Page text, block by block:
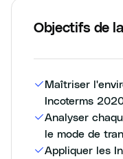
Objectifs de
Maîtriser
Incoterms
Analyser
le mode de
Appliquer les